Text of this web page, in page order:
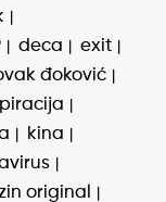
deca
exit
đoković
kina
original